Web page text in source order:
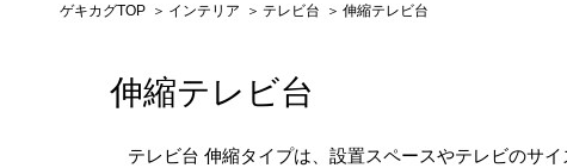
ゲキカグTOP インテリア テレビ台 伸縮テレビ台
伸縮テレビ台
テレビ台 伸縮タイプは、設置スペースやテレビのサ